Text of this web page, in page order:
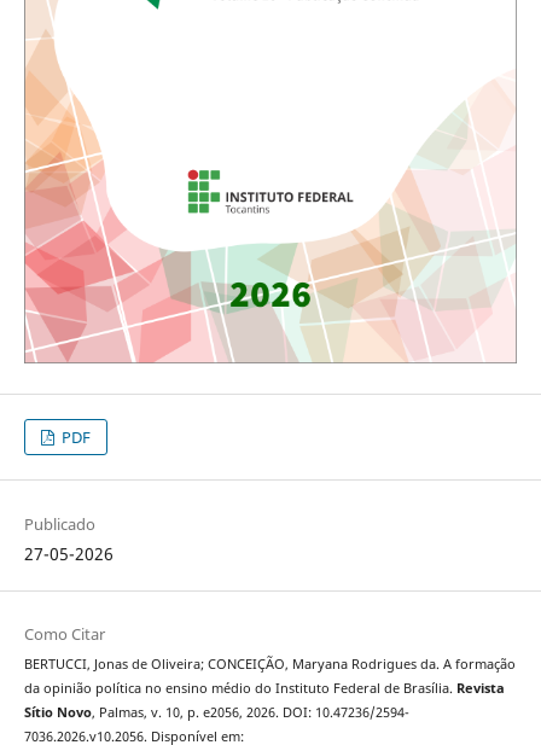
PDF
Publicado
27-05-2026
Como Citar
BERTUCCI, Jonas de Oliveira; CONCEIÇÃO, Maryana Rodrigues da. A formação
da opinião política no ensino médio do Instituto Federal de Brasília. Revista
Sítio Novo, Palmas, v. 10, p. e2056, 2026. DOI: 10.47236/2594-
7036.2026.v10.2056. Disponível em: